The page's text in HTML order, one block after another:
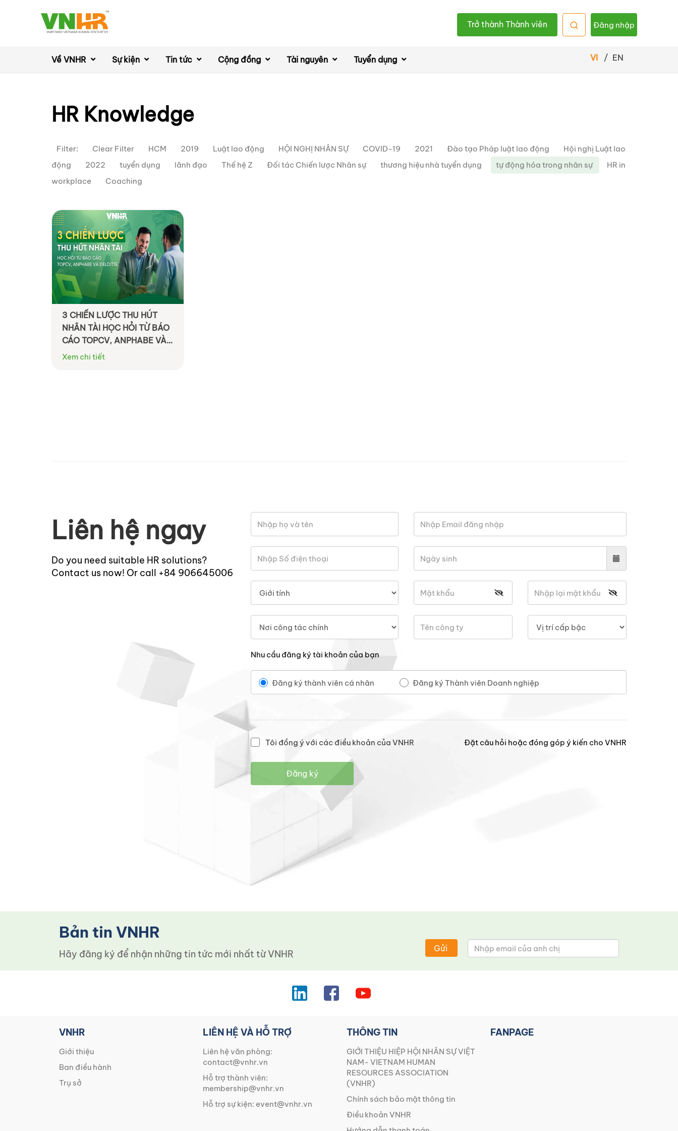
Trở thành Thành viên Đăng nhập
Về VNHR Sự kiện Tin tức Cộng đồng Tài nguyên Tuyển dụng VI / EN
HR Knowledge
Filter: Clear Filter HCM 2019 Luật lao động HỘI NGHỊ NHÂN SỰ COVID-19 2021 Đào tạo Pháp luật lao động
Hội nghị Luật lao
động
2022 tuyển dụng lãnh đạo Thế hệ Z Đối tác Chiến lược Nhân sự thương hiệu nhà tuyển dụng tự động hóa trong nhân sự
HR in
workplace
Coaching
3 CHIẾN LƯỢC THU HÚT
NHÂN TÀI HỌC HỎI TỪ BÁO
CÁO TOPCV, ANPHABE VÀ
DELOITTE
Xem chi tiết
Liên hệ ngay
Do you need suitable HR solutions?
Contact us now! Or call +84 906645006
Nhu cầu đăng ký tài khoản của bạn
Đăng ký thành viên cá nhân Đăng ký Thành viên Doanh nghiệp
Tôi đồng ý với các điều khoản của VNHR Đặt câu hỏi hoặc đóng góp ý kiến cho VNHR
Đăng ký
Bản tin VNHR
Hãy đăng ký để nhận những tin tức mới nhất từ ​​VNHR Gửi
VNHR
Giới thiệu
Ban điều hành
Trụ sở
LIÊN HỆ VÀ HỖ TRỢ
Liên hệ văn phòng:
contact@vnhr.vn
Hỗ trợ thành viên:
membership@vnhr.vn
Hỗ trợ sự kiện: event@vnhr.vn
THÔNG TIN
GIỚI THIỆU HIỆP HỘI NHÂN SỰ VIỆT
NAM- VIETNAM HUMAN
RESOURCES ASSOCIATION
(VNHR)
Chính sách bảo mật thông tin
Điều khoản VNHR
FANPAGE